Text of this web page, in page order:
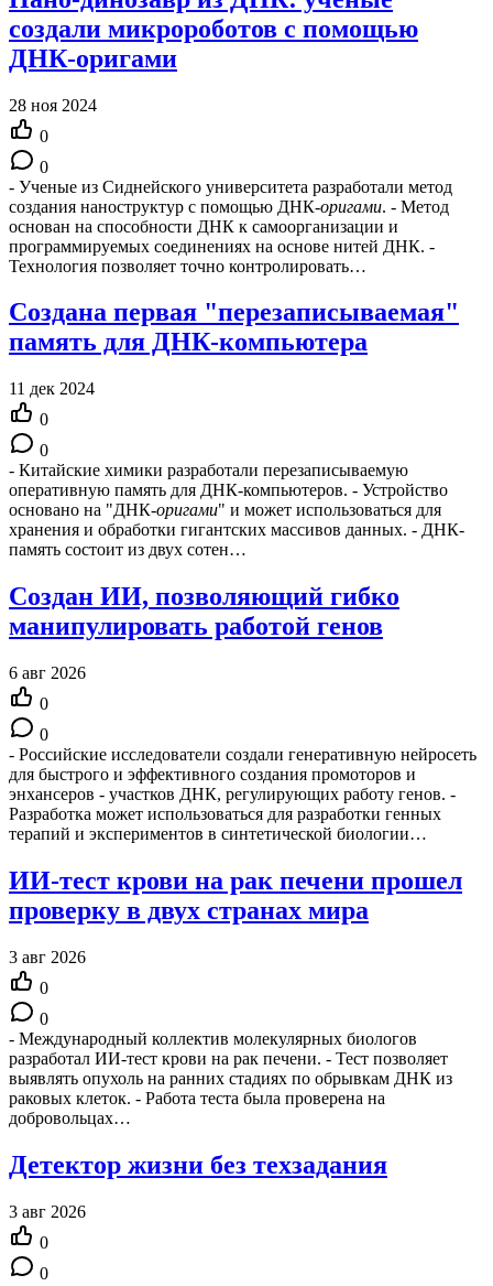
создали микророботов с помощью
ДНК-оригами
28 ноя 2024
0
0
- Ученые из Сиднейского университета разработали метод
создания наноструктур с помощью ДНК-оригами. - Метод
основан на способности ДНК к самоорганизации и
программируемых соединениях на основе нитей ДНК. -
Технология позволяет точно контролировать…
Создана первая "перезаписываемая"
память для ДНК-компьютера
11 дек 2024
0
0
- Китайские химики разработали перезаписываемую
оперативную память для ДНК-компьютеров. - Устройство
основано на "ДНК-оригами" и может использоваться для
хранения и обработки гигантских массивов данных. - ДНК-
память состоит из двух сотен…
Создан ИИ, позволяющий гибко
манипулировать работой генов
6 авг 2026
0
0
- Российские исследователи создали генеративную нейросеть
для быстрого и эффективного создания промоторов и
энхансеров - участков ДНК, регулирующих работу генов. -
Разработка может использоваться для разработки генных
терапий и экспериментов в синтетической биологии…
ИИ-тест крови на рак печени прошел
проверку в двух странах мира
3 авг 2026
0
0
- Международный коллектив молекулярных биологов
разработал ИИ-тест крови на рак печени. - Тест позволяет
выявлять опухоль на ранних стадиях по обрывкам ДНК из
раковых клеток. - Работа теста была проверена на
добровольцах…
Детектор жизни без техзадания
3 авг 2026
0
0